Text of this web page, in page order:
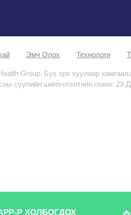
Эмч Oлох Технологи
Group. Бүх эрх хуулиар
сүүлийн шинэчлэлтийн огноо: 23
Р ХОЛБОГДОХ